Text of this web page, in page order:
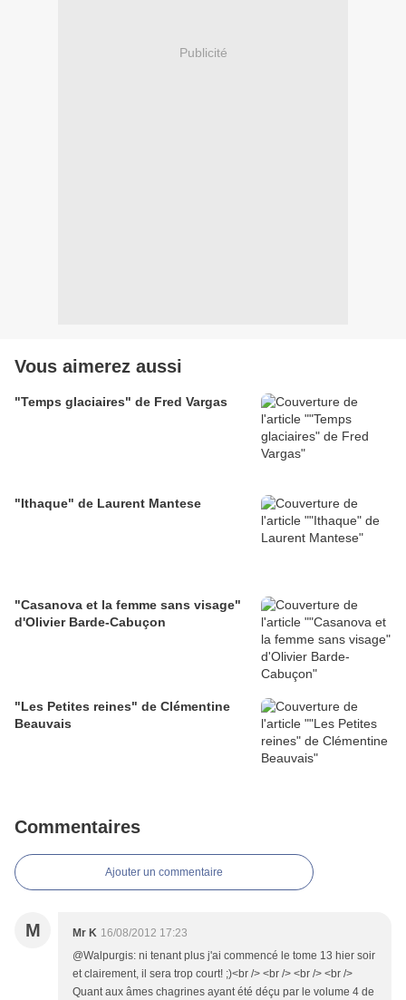
Publicité
Vous aimerez aussi
"Temps glaciaires" de Fred Vargas
"Ithaque" de Laurent Mantese
"Casanova et la femme sans visage"
d'Olivier Barde-Cabuçon
"Les Petites reines" de Clémentine
Beauvais
Commentaires
Ajouter un commentaire
M Mr K 16/08/2012 17:23
@Walpurgis: ni tenant plus j'ai commencé le tome 13 hier soir
et clairement, il sera trop court! ;)<br /> <br /> <br /> <br />
Quant aux âmes chagrines ayant été déçu par le volume 4 de